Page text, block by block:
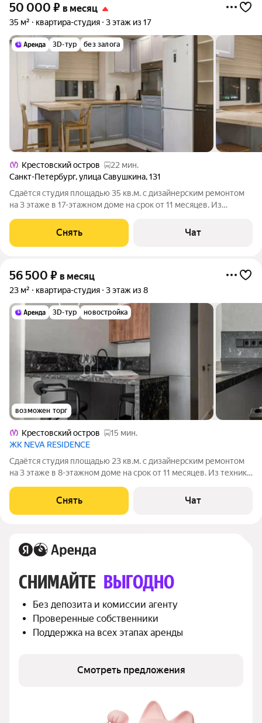
50 000 ₽ в месяц
35 м² квартира-студия 3 этаж из 17
3D-тур без залога
Крестовский остров
22 мин.
Санкт-Петербург,улица Савушкина,131
Сдаётся студия площадью 35 кв.м. с дизайнерским ремонтом
на 3 этаже в 17-этажном доме на срок от 11 месяцев. Из
Посудомоечная машина Кондиционер Бойлер Дом -
кирпичный, окна выходят на
Снять Чат
56 500 ₽ в месяц
23 м² квартира-студия 3 этаж из 8
3D-тур новостройка
возможен торг
Крестовский остров
15 мин.
ЖК NEVA RESIDENCE
Сдаётся студия площадью 23 кв.м. с дизайнерским ремонтом
на 3 этаже в 8-этажном доме на срок от 11 месяцев. Из техники
Посудомоечная машина Дом - монолитный. Жилец оплачивает
все коммунальные услуги
Снять Чат
СНИМАЙТЕ ВЫГОДНО
Без депозита и комиссии агенту
Проверенные собственники
Поддержка на всех этапах аренды
Смотреть предложения